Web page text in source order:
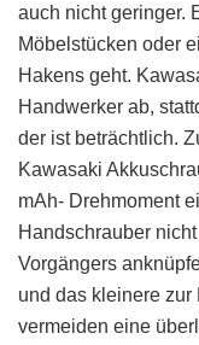
auch nicht geringer.
Möbelstücken oder
Hakens geht.
Handwerker ab,
der ist beträchtlich.
Kawasaki
mAh- Drehmoment
Handschrauber
Vorgängers
und das kleinere zur
vermeiden eine